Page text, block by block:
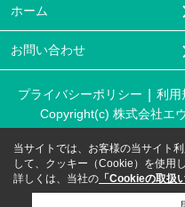
ホーム
お問い合わせ
プライバシーポリシー 利用
Copyright(c) 株式会社エ
当サイトでは、お客様の当サイト
して、クッキー（Cookie）を使用し
詳しくは、当社の 「Cookieの取扱